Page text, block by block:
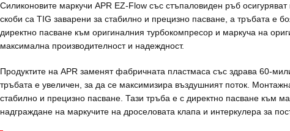
Силиконовите маркучи APR EZ-Flow със стъпаловиден ръб
скоби са TIG заварени за стабилно и прецизно пасване, а тръбата е
директно пасване към оригиналния турбокомпресор и маркуча на
максимална производителност и надеждност.
Продуктите на APR заменят фабричната пластмаса със здрава 60-
тръбата е увеличен, за да се максимизира въздушният поток.
стабилно и прецизно пасване. Тази тръба е с директно пасване към
надграждане на маркучите на дроселовата клапа и интеркулера за